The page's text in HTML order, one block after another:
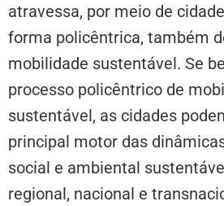
atravessa, por meio de
forma policêntrica, também
mobilidade sustentável. Se
processo policêntrico de
sustentável, as cidades
principal motor das
social e ambiental
regional, nacional e